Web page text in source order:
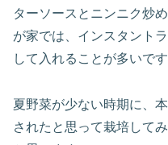
ターソースとニンニク炒
が家では、インスタント
して入れることが多いです
夏野菜が少ない時期に、
されたと思って栽培して